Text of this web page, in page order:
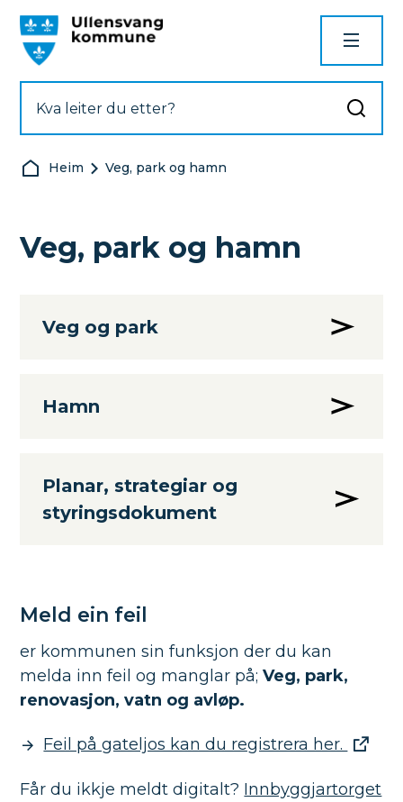
Du er her:
Heim Veg, park og hamn
Veg, park og hamn
Veg og park
Hamn
Planar, strategiar og
styringsdokument
Meld ein feil
er kommunen sin funksjon der du kan
melda inn feil og manglar på;Veg, park,
renovasjon, vatn og avløp.
Feil på gateljos kan du registrera her.
Får du ikkje meldt digitalt? Innbyggjartorget